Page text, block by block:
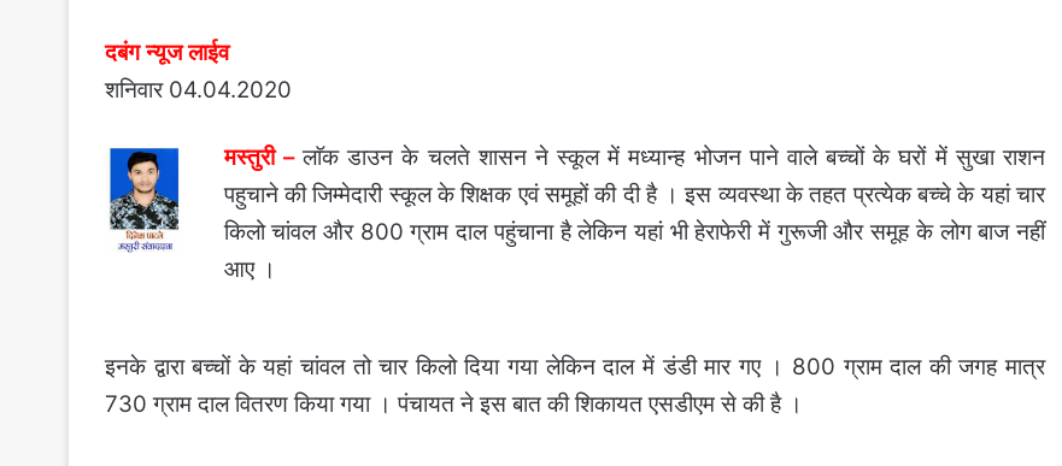
दबंग न्यूज लाईव
शनिवार 04.04.2020
मस्तुरी –लाॅक डाउन के चलते शासन ने स्कूल में मध्यान्ह भोजन पाने वाले बच्चों के घरों में सुखा राशन
पहुचाने की जिम्मेदारी स्कूल के शिक्षक एवं समूहों की दी है । इस व्यवस्था के तहत प्रत्येक बच्चे के यहां चार
किलो चांवल और 800 ग्राम दाल पहुंचाना है लेकिन यहां भी हेराफेरी में गुरूजी और समूह के लोग बाज नहीं
आए ।
इनके द्वारा बच्चों के यहां चांवल तो चार किलो दिया गया लेकिन दाल में डंडी मार गए । 800 ग्राम दाल की जगह मात्र
730 ग्राम दाल वितरण किया गया । पंचायत ने इस बात की शिकायत एसडीएम से की है ।